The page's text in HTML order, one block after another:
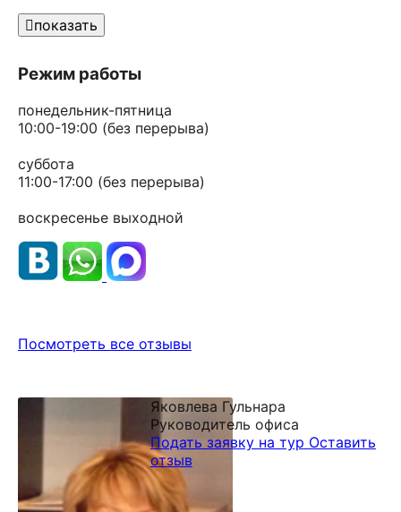
показать
Режим работы
понедельник-пятница
10:00-19:00 (без перерыва)
суббота
11:00-17:00 (без перерыва)
воскресенье выходной
Посмотреть все отзывы
Яковлева Гульнара
Руководитель офиса
Подать заявку на тур Оставить
отзыв